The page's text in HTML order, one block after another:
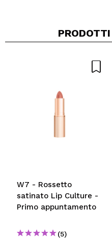
W7 - Rossetto
satinato Lip Culture -
Primo appuntamento
(5)